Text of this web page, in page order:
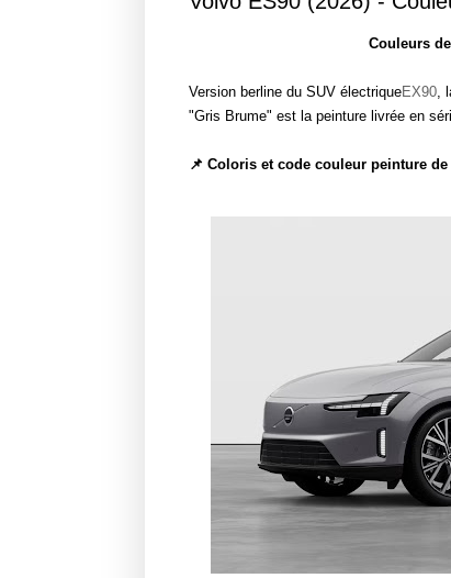
Couleurs
Version berline du SUV électriqueEX90,
"Gris Brume" est la peinture livrée en
📌 Coloris et code couleur peinture